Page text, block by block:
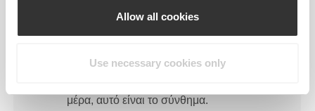
Allow all cookies
Use necessary cookies only
μέρα, αυτό είναι το σύνθημα.